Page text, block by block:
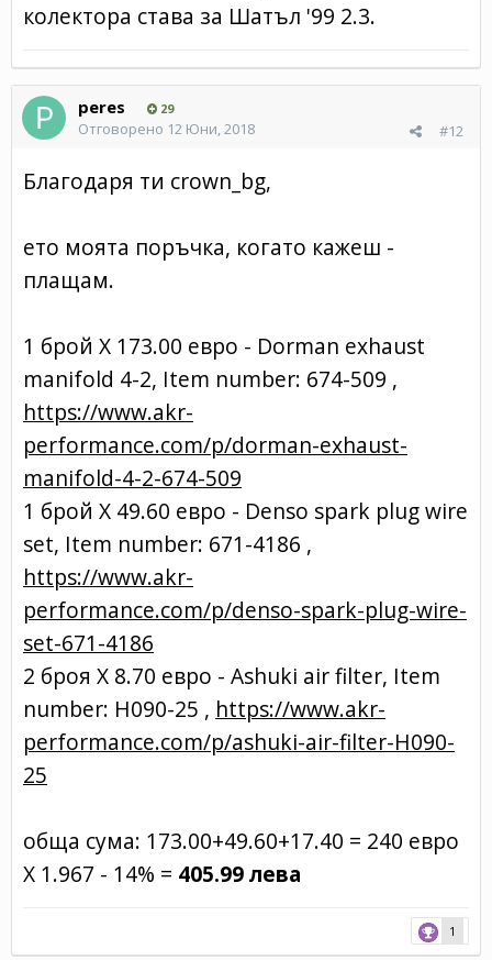
колектора става за Шатъл '99 2.3.
peres 29
#12
Отговорено 12 Юни, 2018
Благодаря ти crown_bg,
ето моята поръчка, когато кажеш -
плащам.
1 брой X 173.00 евро - Dorman exhaust
manifold 4-2, Item number: 674-509 ,
https://www.akr-
performance.com/p/dorman-exhaust-
manifold-4-2-674-509
1 брой Х 49.60 евро - Denso spark plug wire
set, Item number: 671-4186 ,
https://www.akr-
performance.com/p/denso-spark-plug-wire-
set-671-4186
2 броя Х 8.70 евро - Ashuki air filter, Item
number: H090-25 , https://www.akr-
performance.com/p/ashuki-air-filter-H090-
25
обща сума: 173.00+49.60+17.40 = 240 евро
Х 1.967 - 14% = 405.99 лева
1